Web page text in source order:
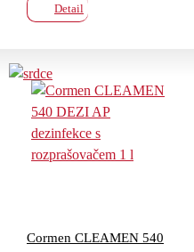
Detail
Cormen CLEAMEN 540